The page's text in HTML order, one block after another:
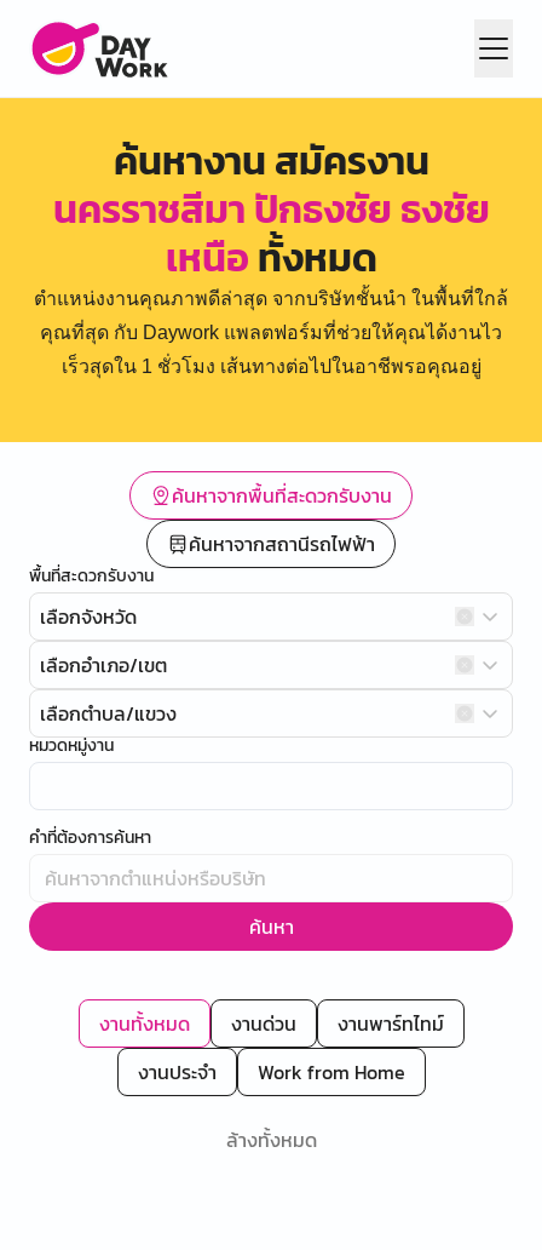
ค้นหางาน สมัครงาน
นครราชสีมา ปักธงชัย ธงชัย
เหนือทั้งหมด
ตำแหน่งงานคุณภาพดีล่าสุด จากบริษัทชั้นนำ ในพื้นที่ใกล้
คุณที่สุด กับ Daywork แพลตฟอร์มที่ช่วยให้คุณได้งานไว
เร็วสุดใน 1 ชั่วโมง เส้นทางต่อไปในอาชีพรอคุณอยู่
ค้นหาจากพื้นที่สะดวกรับงาน
ค้นหาจากสถานีรถไฟฟ้า
พื้นที่สะดวกรับงาน
เลือกจังหวัด
เลือกอำเภอ/เขต
เลือกตำบล/แขวง
หมวดหมู่งาน
คำที่ต้องการค้นหา
ค้นหา
งานทั้งหมด งานด่วน
งานพาร์ทไทม์
งานประจำ
Work from Home
ล้างทั้งหมด